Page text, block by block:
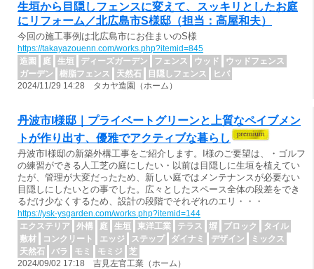
生垣から目隠しフェンスに変えて、スッキリとしたお庭
にリフォーム／北広島市S様邸（担当：高屋和夫）
今回の施工事例は北広島市にお住まいのS様
https://takayazouenn.com/works.php?itemid=845
造園
庭 生垣 ディーズガーデン フェンス ウッド
ウッドフェンス
ガーデン
樹脂フェンス 天然石 目隠しフェンス
ヒバ
2024/11/29 14:28 タカヤ造園（ホーム）
丹波市I様邸｜プライベートグリーンと上質なペイブメン
トが作り出す、優雅でアクティブな暮らし
丹波市I様邸の新築外構工事をご紹介します。I様のご要望は、・ゴルフ
の練習ができる人工芝の庭にしたい・以前は目隠しに生垣を植えてい
たが、管理が大変だったため、新しい庭ではメンテナンスが必要ない
目隠しにしたいとの事でした。広々としたスペース全体の段差をでき
るだけ少なくするため、設計の段階でそれぞれのエリ・・・
https://ysk-ysgarden.com/works.php?itemid=144
エクステリア
外構 庭 生垣 東洋工業 テラス 塀 ブロック
タイル
敷材
コンクリート エッジ ステップ ダイナミ デザイン
ミックス
天然石
バラ モミ モミジ
芝
2024/09/02 17:18 吉見左官工業（ホーム）